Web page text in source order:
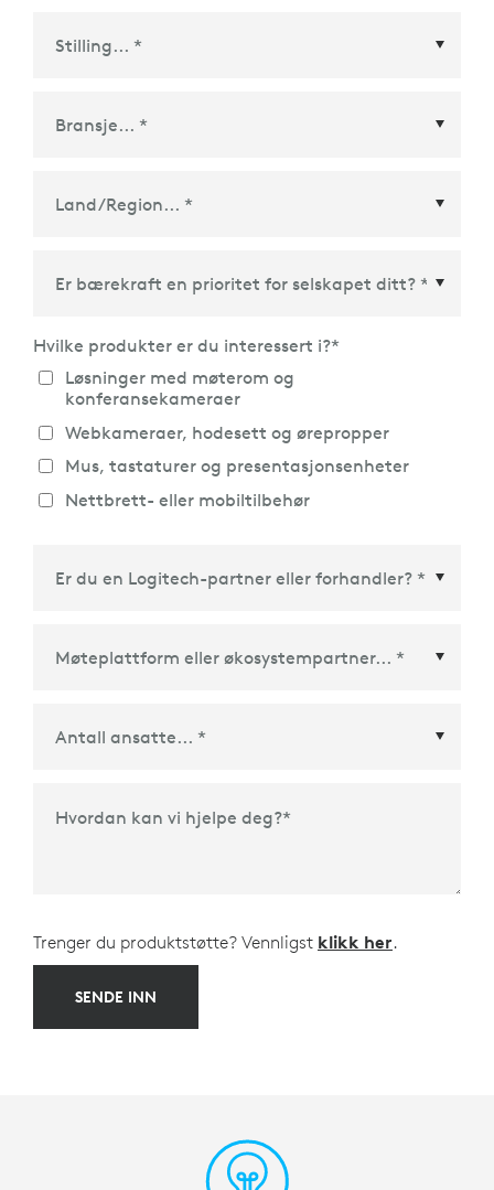
Hvilke produkter er du interessert i?*
Løsninger med møterom og
konferansekameraer
Webkameraer, hodesett og ørepropper
Mus, tastaturer og presentasjonsenheter
Nettbrett- eller mobiltilbehør
Hvordan kan vi hjelpe deg?*
Trenger du produktstøtte? Vennligst klikk her.
SENDE INN